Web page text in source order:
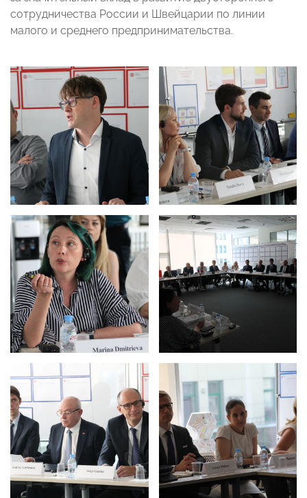
сотрудничества России и Швейцарии по линии
малого и среднего предпринимательства.